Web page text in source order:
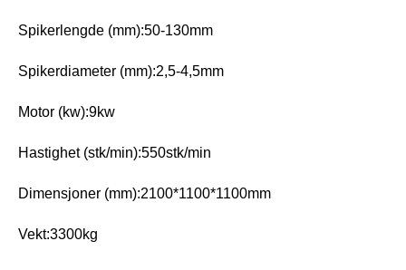
Spikerlengde (mm):50-130mm
Spikerdiameter (mm):2,5-4,5mm
Motor (kw):9kw
Hastighet (stk/min):550stk/min
Dimensjoner (mm):2100*1100*1100mm
Vekt:3300kg